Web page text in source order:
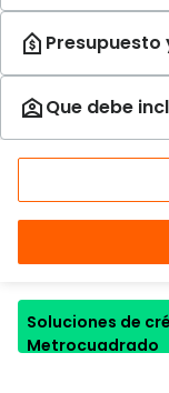
Soluciones de
Metrocuadrado